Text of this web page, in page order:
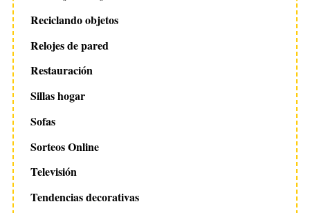
Reciclando objetos
Relojes de pared
Restauración
Sillas hogar
Sofas
Sorteos Online
Televisión
Tendencias decorativas